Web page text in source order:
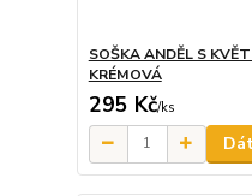
SOŠKA ANDĚL S
KRÉMOVÁ
295 Kč/ks